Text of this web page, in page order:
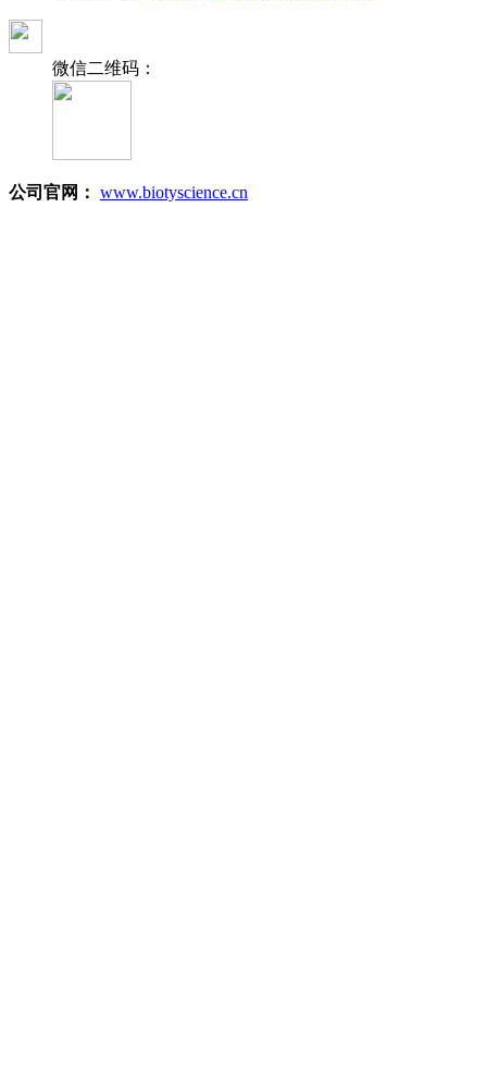
微信二维码：
公司官网： www.biotyscience.cn